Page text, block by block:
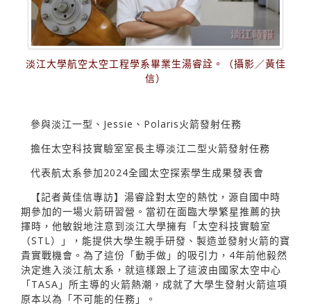
淡江大學航空太空工程學系畢業生湯睿詮。（攝影／黃佳
信）
參與淡江一型、Jessie、Polaris火箭發射任務
擔任太空科技實驗室室長主導淡江二型火箭發射任務
代表航太系參加2024全國太空探索學生成果發表會
【記者黃佳信專訪】湯睿詮對太空的熱忱，源自國中時
期參加的一場火箭研習營。當初在面臨大學繁星推薦的抉
擇時，他敏銳地注意到淡江大學擁有「太空科技實驗室
（STL）」，能提供大學生親手研發、製造並發射火箭的寶
貴實戰機會。為了這份「動手做」的吸引力，4年前他毅然
決定進入淡江航太系，就這樣跟上了這波由國家太空中心
「TASA」所主導的火箭熱潮，成就了大學生發射火箭這項
原本以為「不可能的任務」。